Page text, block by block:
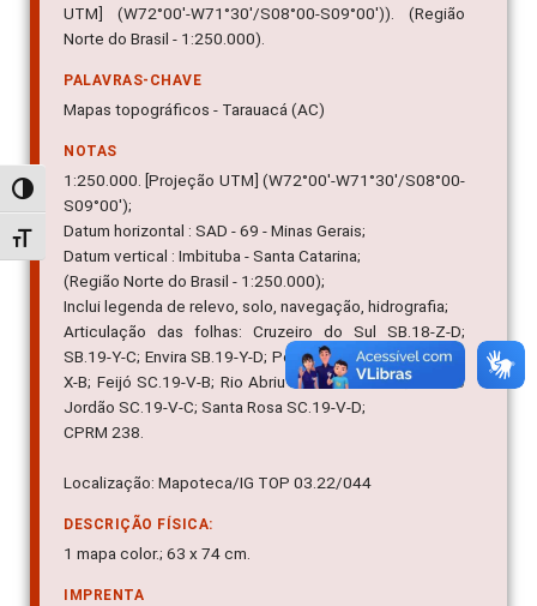
Alternar alto contraste
Alternar tamanho da fonte
UTM] (W72°00'-W71°30'/S08°00-S09°00')). (Região
Norte do Brasil - 1:250.000).
PALAVRAS-CHAVE
Mapas topográficos - Tarauacá (AC)
NOTAS
1:250.000. [Projeção UTM] (W72°00'-W71°30'/S08°00-
S09°00');
Datum horizontal : SAD - 69 - Minas Gerais;
Datum vertical : Imbituba - Santa Catarina;
(Região Norte do Brasil - 1:250.000);
Inclui legenda de relevo, solo, navegação, hidrografia;
Articulação das folhas: Cruzeiro do Sul SB.18-Z-D;
SB.19-Y-C; Envira SB.19-Y-D; Porto Walter - CIRP SC.18-
X-B; Feijó SC.19-V-B; Rio Abriu CIRP SC.18-X-D; Foz do
Jordão SC.19-V-C; Santa Rosa SC.19-V-D;
CPRM 238.
Localização: Mapoteca/IG TOP 03.22/044
DESCRIÇÃO FÍSICA:
1 mapa color.; 63 x 74 cm.
IMPRENTA